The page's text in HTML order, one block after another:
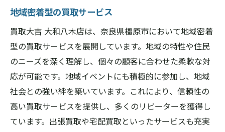
地域密着型の買取サービス
買取大吉 大和八木店は、奈良県橿原市において地域密着
型の買取サービスを展開しています。地域の特性や住民
のニーズを深く理解し、個々の顧客に合わせた柔軟な対
応が可能です。地域イベントにも積極的に参加し、地域
社会との強い絆を築いています。これにより、信頼性の
高い買取サービスを提供し、多くのリピーターを獲得し
ています。出張買取や宅配買取といったサービスも充実